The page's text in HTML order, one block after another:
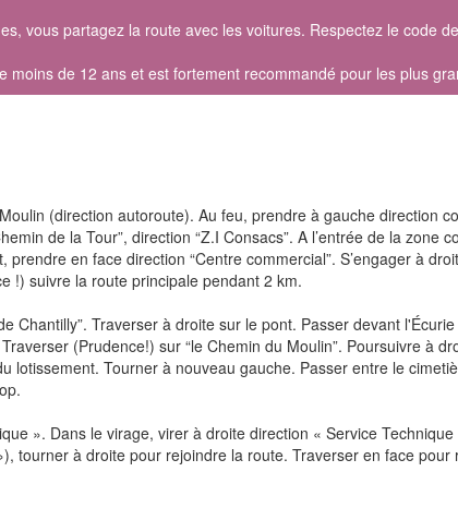
vous partagez la route avec les voitures. Respectez le code
de 12 ans et est fortement recommandé pour les plus
(direction autoroute). Au feu, prendre à gauche direction
de la Tour”, direction “Z.I Consacs”. A l’entrée de la zone
en face direction “Centre commercial”. S’engager à
!) suivre la route principale pendant 2 km.
Chantilly”. Traverser à droite sur le pont. Passer devant
(Prudence!) sur “le Chemin du Moulin”. Poursuivre à
lotissement. Tourner à nouveau gauche. Passer entre le
». Dans le virage, virer à droite direction « Service Technique
tourner à droite pour rejoindre la route. Traverser en face pour